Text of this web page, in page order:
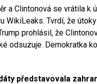
a Clintonová se vrátila k
WikiLeaks. Tvrdí, že
prohlásil, že
odsuzuje. Demokratka
představovala